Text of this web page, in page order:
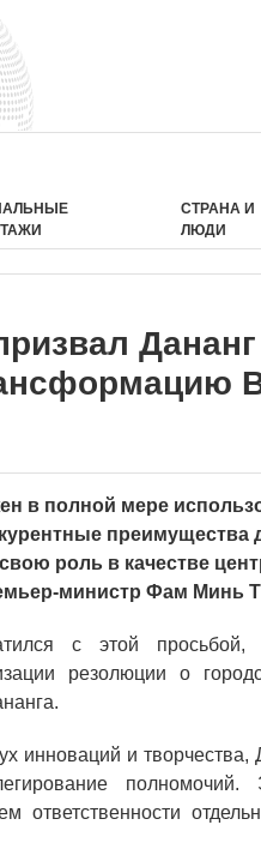
СТРАНА И
ЛЮДИ
Дананг
в полной мере
преимущества
роль в качестве
министр Фам Минь
с этой просьбой,
резолюции о
инноваций и
ответственности